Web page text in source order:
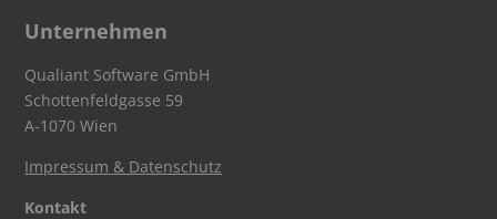
Unternehmen
Qualiant Software GmbH
Schottenfeldgasse 59
A-1070 Wien
Impressum & Datenschutz
Kontakt